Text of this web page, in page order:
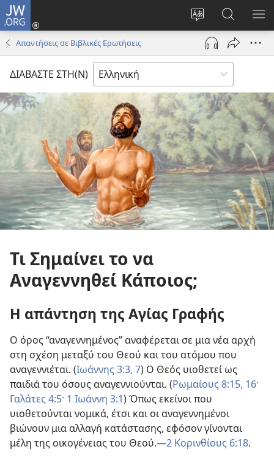
JW.ORG
Αλλαγή
γλώσσας
ιστότοπου
Σύνδεση
(ανοίγει
παράθυρο)
στο
JW.ORG
Απαντήσεις σε Βιβλικές Ερωτήσεις
ΔΙΑΒΑΣΤΕ ΣΤΗ(Ν)
Τι Σημαίνει το να
Αναγεννηθεί Κάποιος;
Η απάντηση της Αγίας Γραφής
Ο όρος “αναγεννημένος” αναφέρεται σε μια νέα αρχή
στη σχέση μεταξύ του Θεού και του ατόμου που
αναγεννιέται. (Ιωάννης 3:3, 7) Ο Θεός υιοθετεί ως
παιδιά του όσους αναγεννιούνται. (Ρωμαίους 8:15, 16·
Γαλάτες 4:5· 1 Ιωάννη 3:1) Όπως εκείνοι που
υιοθετούνται νομικά, έτσι και οι αναγεννημένοι
βιώνουν μια αλλαγή κατάστασης, εφόσον γίνονται
μέλη της οικογένειας του Θεού.​—2 Κορινθίους 6:18.